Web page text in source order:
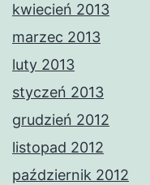
kwiecień 2013
marzec 2013
luty 2013
styczeń 2013
grudzień 2012
listopad 2012
październik 2012